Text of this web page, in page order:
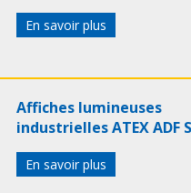
En savoir plus
Affiches lumineuses
industrielles ATEX ADF
En savoir plus